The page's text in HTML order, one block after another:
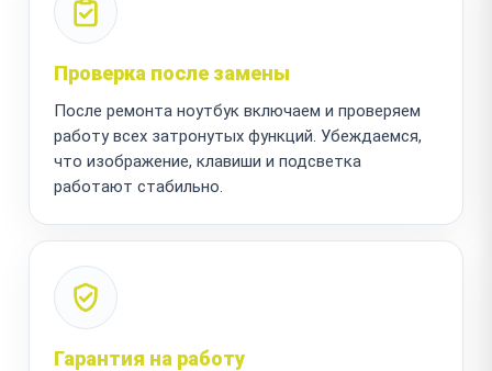
Проверка после замены
После ремонта ноутбук включаем и проверяем
работу всех затронутых функций. Убеждаемся,
что изображение, клавиши и подсветка
работают стабильно.
Гарантия на работу